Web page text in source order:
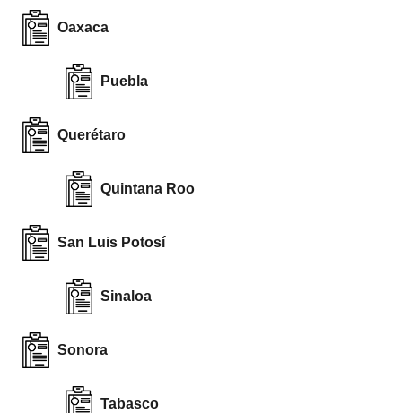
Oaxaca
Puebla
Querétaro
Quintana Roo
San Luis Potosí
Sinaloa
Sonora
Tabasco